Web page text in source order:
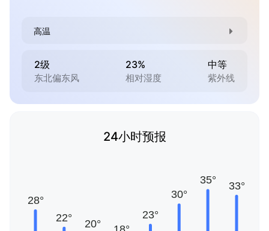
高温
2级
东北偏东风
23%
相对湿度
中等
紫外线
24小时预报